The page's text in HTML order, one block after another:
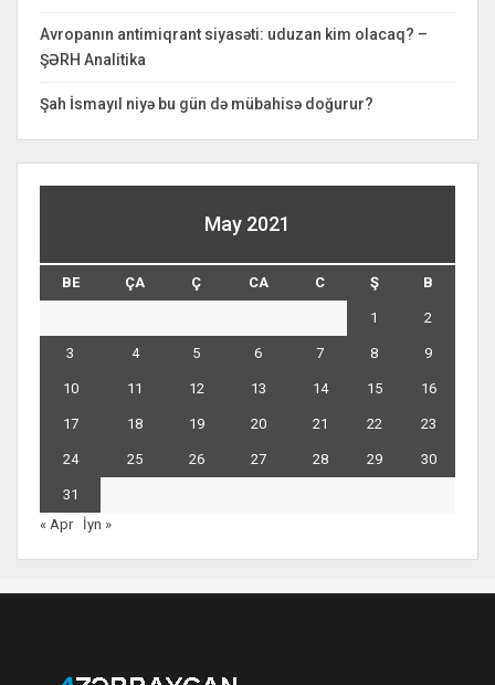
Avropanın antimiqrant siyasəti: uduzan kim olacaq? –
ŞƏRH Analitika
Şah İsmayıl niyə bu gün də mübahisə doğurur?
May 2021
BE ÇA Ç CA C Ş B
1 2
3 4 5 6 7 8 9
10 11 12 13 14 15 16
17 18 19 20 21 22 23
24 25 26 27 28 29 30
31
« Apr
İyn »